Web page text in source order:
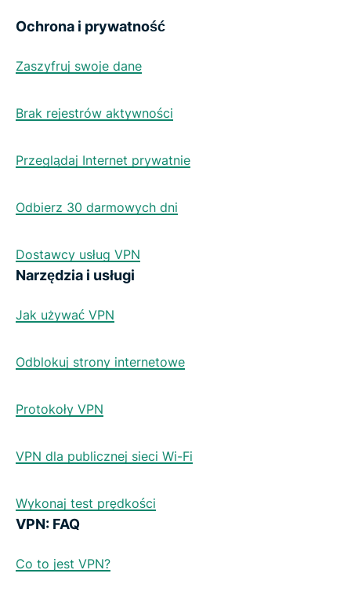
Ochrona i prywatność
Zaszyfruj swoje dane
Brak rejestrów aktywności
Przeglądaj Internet prywatnie
Odbierz 30 darmowych dni
Dostawcy usług VPN
Narzędzia i usługi
Jak używać VPN
Odblokuj strony internetowe
Protokoły VPN
VPN dla publicznej sieci Wi-Fi
Wykonaj test prędkości
VPN: FAQ
Co to jest VPN?